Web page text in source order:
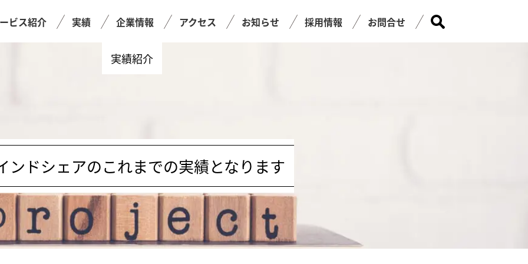
ビス紹介 実績 企業情報 アクセス お知らせ 採用情報 お問合せ
実績紹介
ンドシェアのこれまでの実績となります